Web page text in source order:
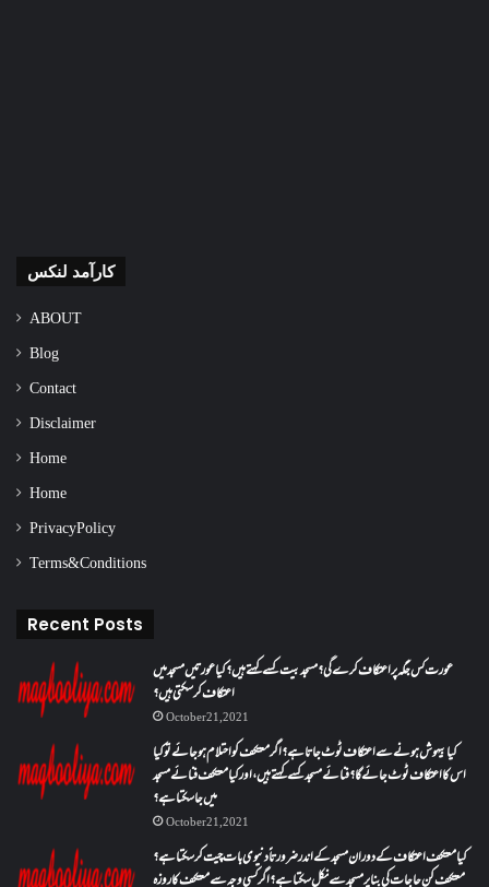
کارآمد لنکس
ABOUT
Blog
Contact
Disclaimer
Home
Home
Privacy Policy
Terms & Conditions
Recent Posts
عورت کس جگہ پر اعتکاف کرے گی؟مسجد بیت کسے کہتے ہیں؟کیا عورتیں مسجد میں
اعتکاف کر سکتی ہیں؟
October 21, 2021
کیا بیہوش ہونے سے اعتکاف ٹوٹ جاتا ہے؟ اگر معتکف کو احتلام ہو جائے تو کیا
اس کا اعتکاف ٹوٹ جائے گا؟فنائے مسجد کسے کہتے ہیں ، اور کیا معتکف فنائے مسجد
میں جا سکتا ہے؟
October 21, 2021
کیا معتکف اعتکاف کے دوران مسجد کے اندر ضرورتاً دنیوی بات چیت کر سکتا ہے؟
معتکف کن حاجات کی بنا پر مسجد سے نکل سکتا ہے؟ اگر کسی وجہ سے معتکف کا روزہ